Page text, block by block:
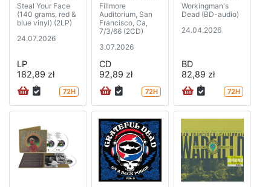
Steal Your Face
(140 grams, red &
blue vinyl) (2LP)
24.07.2026
LP
182,89 zł
72H
Fillmore
Auditorium, San
Francisco, Ca,
7/3/66 (2CD)
3.07.2026
CD
92,89 zł
72H
Workingman's
Dead (BD-audio)
24.04.2026
BD
82,89 zł
72H